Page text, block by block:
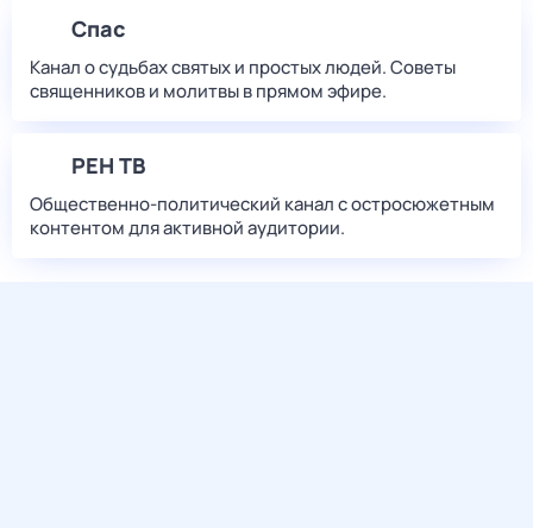
Спас
Канал о судьбах святых и простых людей. Советы
священников и молитвы в прямом эфире.
РЕН ТВ
Общественно-политический канал с остросюжетным
контентом для активной аудитории.